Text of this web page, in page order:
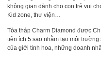
không gian dành cho con trẻ vui
Kid zone, thư viện…
Tòa tháp Charm Diamond được
tiện ích 5 sao nhằm tạo môi
của giới tinh hoa, những doanh